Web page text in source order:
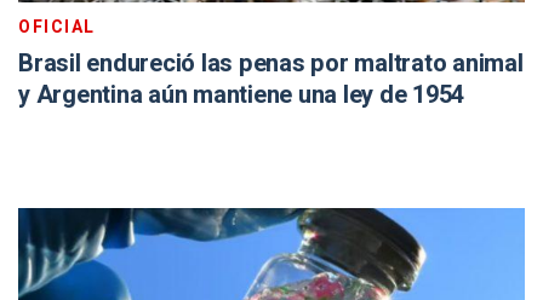
OFICIAL
Brasil endureció las penas por maltrato animal
y Argentina aún mantiene una ley de 1954